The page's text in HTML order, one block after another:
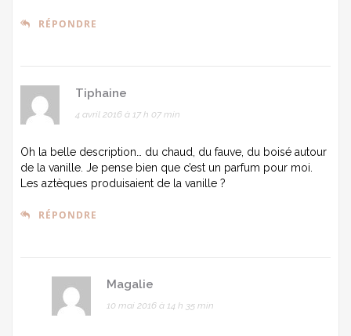
RÉPONDRE
Tiphaine
4 avril 2016 à 17 h 07 min
Oh la belle description… du chaud, du fauve, du boisé autour
de la vanille. Je pense bien que c’est un parfum pour moi.
Les aztèques produisaient de la vanille ?
RÉPONDRE
Magalie
10 mai 2016 à 14 h 35 min